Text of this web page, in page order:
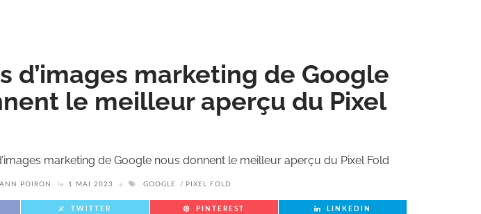
d’images marketing de Google
le meilleur aperçu du Pixel
marketing de Google nous donnent le meilleur aperçu du Pixel Fold
POIRON le 1 MAI 2023 GOOGLE PIXEL FOLD
TWITTER PINTEREST LINKEDIN